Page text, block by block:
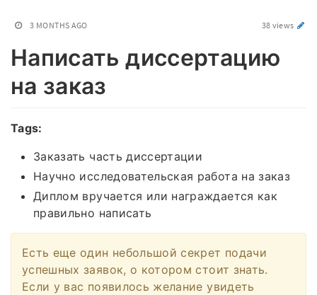
3 MONTHS AGO 38 views
Написать диссертацию
на заказ
Tags:
Заказать часть диссертации
Научно исследовательская работа на заказ
Диплом вручается или награждается как
правильно написать
Есть еще один небольшой секрет подачи
успешных заявок, о котором стоит знать.
Если у вас появилось желание увидеть